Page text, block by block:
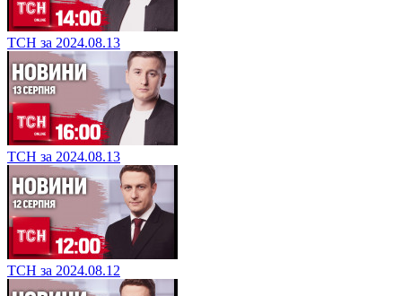
ТСН за 2024.08.13
ТСН за 2024.08.13
ТСН за 2024.08.12